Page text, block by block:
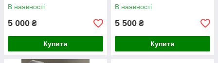
В наявності
5 000 ₴
Купити
В наявності
5 500 ₴
Купити